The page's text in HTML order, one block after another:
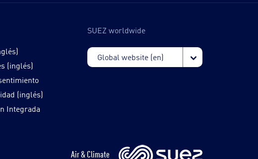
(inglés)
(inglés)
Integrada
SUEZ worldwide
Air & Climate